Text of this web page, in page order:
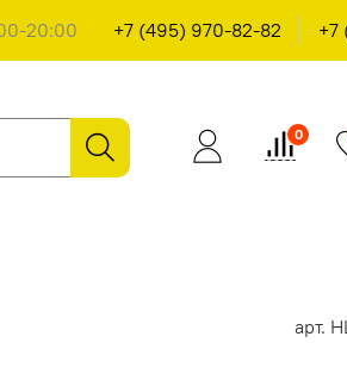
20:00 +7 (495) 970-82-82 +7
0
арт.